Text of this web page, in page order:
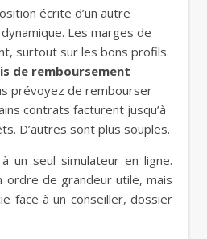
écrite d’un autre
Les marges de
surtout sur les bons profils.
de remboursement
prévoyez de rembourser
contrats facturent jusqu’à
D’autres sont plus souples.
un seul simulateur en ligne.
ordre de grandeur utile, mais
face à un conseiller, dossier